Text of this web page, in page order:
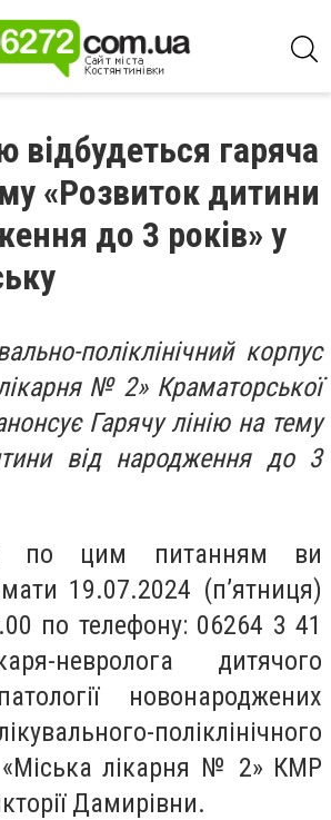
відбудеться гаряча
«Розвиток дитини
до 3 років» у
поліклінічний корпус
№ 2» Краматорської
Гарячу лінію на тему
від народження до 3
по цим питанням ви
19.07.2024 (п’ятниця)
по телефону: 06264 3 41
невролога дитячого
новонароджених
поліклінічного
лікарня № 2» КМР
Дамирівни.